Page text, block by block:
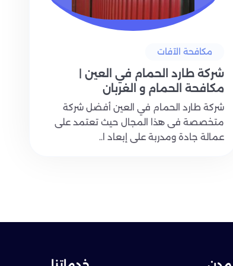
مكافحة الآفات
شركة طارد الحمام في العين |
مكافحة الحمام و الغربان
0509699307
شركة طارد الحمام في العين أفضل شركة
متخصصة فى هذا المجال حيث تعتمد على
عمالة جادة ومدربة على إبعاد ا..